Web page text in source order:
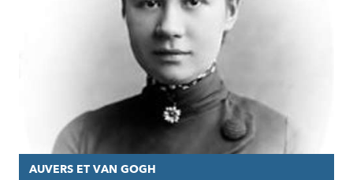
AUVERS ET VAN GOGH